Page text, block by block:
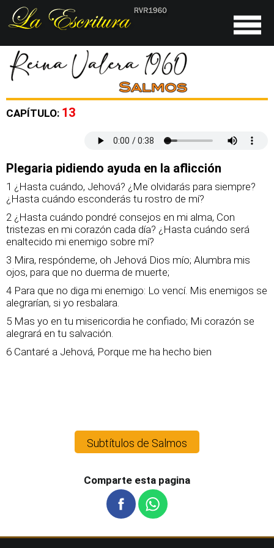
CAPÍTULO: 13
Plegaria pidiendo ayuda en la aflicción
1 ¿Hasta cuándo, Jehová? ¿Me olvidarás para siempre?
¿Hasta cuándo esconderás tu rostro de mí?
2 ¿Hasta cuándo pondré consejos en mi alma, Con
tristezas en mi corazón cada día? ¿Hasta cuándo será
enaltecido mi enemigo sobre mí?
3 Mira, respóndeme, oh Jehová Dios mío; Alumbra mis
ojos, para que no duerma de muerte;
4 Para que no diga mi enemigo: Lo vencí. Mis enemigos se
alegrarían, si yo resbalara.
5 Mas yo en tu misericordia he confiado; Mi corazón se
alegrará en tu salvación.
6 Cantaré a Jehová, Porque me ha hecho bien
Subtítulos de Salmos
Comparte esta pagina